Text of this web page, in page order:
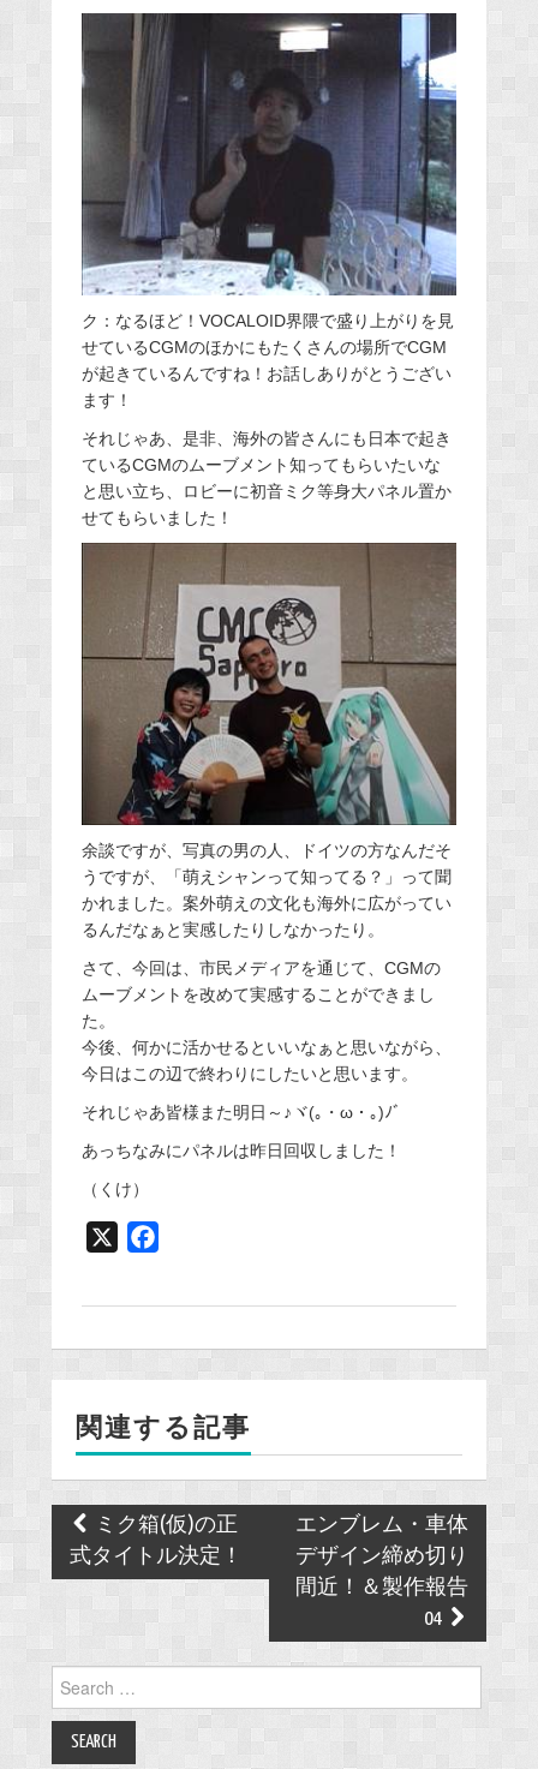
ク：なるほど！VOCALOID界隈で盛り上がりを見
せているCGMのほかにもたくさんの場所でCGM
が起きているんですね！お話しありがとうござい
ます！
それじゃあ、是非、海外の皆さんにも日本で起き
ているCGMのムーブメント知ってもらいたいな
と思い立ち、ロビーに初音ミク等身大パネル置か
せてもらいました！
余談ですが、写真の男の人、ドイツの方なんだそ
うですが、「萌えシャンって知ってる？」って聞
かれました。案外萌えの文化も海外に広がってい
るんだなぁと実感したりしなかったり。
さて、今回は、市民メディアを通じて、CGMの
ムーブメントを改めて実感することができまし
た。
今後、何かに活かせるといいなぁと思いながら、
今日はこの辺で終わりにしたいと思います。
それじゃあ皆様また明日～♪ヾ(｡・ω・｡)ﾉﾞ
あっちなみにパネルは昨日回収しました！
（くけ）
o
k
関連する記事
Post
navigation
ミク箱(仮)の正
式タイトル決定！
エンブレム・車体
デザイン締め切り
間近！＆製作報告
04
for: